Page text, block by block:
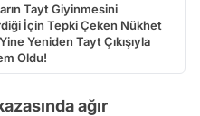
Tayt Giyinmesini
İçin Tepki Çeken Nükhet
Yeniden Tayt Çıkışıyla
Oldu!
ağır